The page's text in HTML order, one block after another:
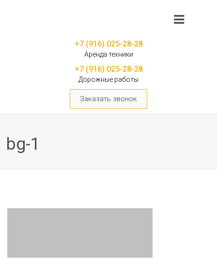
+7 (916) 025-28-28
Аренда техники
+7 (916) 025-28-28
Дорожные работы
Заказать звонок
bg-1